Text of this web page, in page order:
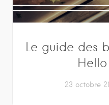
Le guide des
23 octobre